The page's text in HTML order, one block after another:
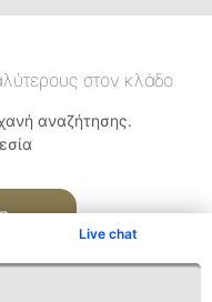
Live chat
στον κλάδο
αναζήτησης.